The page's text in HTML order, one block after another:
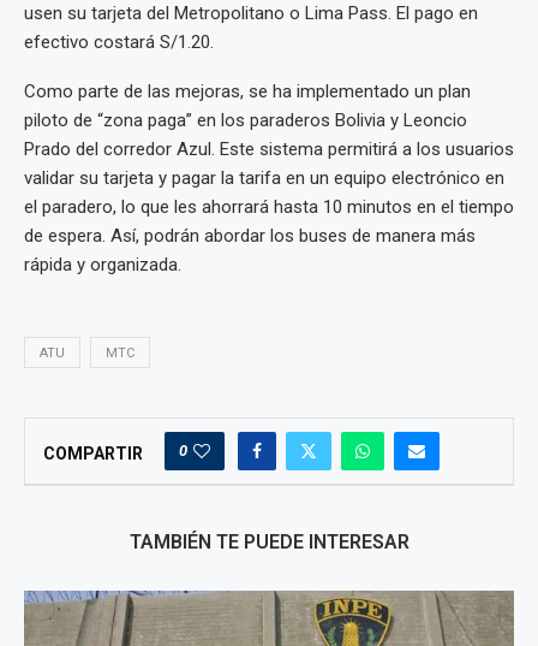
usen su tarjeta del Metropolitano o Lima Pass. El pago en
efectivo costará S/1.20.
Como parte de las mejoras, se ha implementado un plan
piloto de “zona paga” en los paraderos Bolivia y Leoncio
Prado del corredor Azul. Este sistema permitirá a los usuarios
validar su tarjeta y pagar la tarifa en un equipo electrónico en
el paradero, lo que les ahorrará hasta 10 minutos en el tiempo
de espera. Así, podrán abordar los buses de manera más
rápida y organizada.
ATU MTC
COMPARTIR 0
TAMBIÉN TE PUEDE INTERESAR